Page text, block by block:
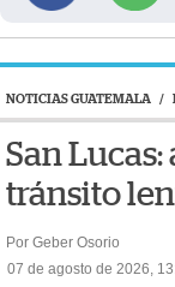
NOTICIAS GUATEMALA /
San
tránsito
Por Geber Osorio
07 de agosto de 2026,